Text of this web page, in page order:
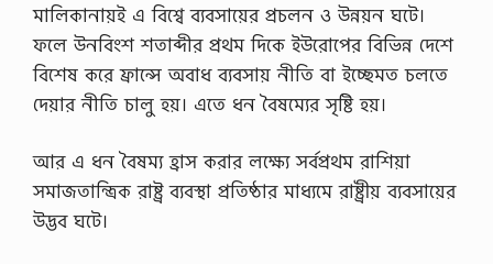
র
নী
ক
মালিকানায়ই এ বিশ্বে ব্যবসায়ের প্রচলন ও উন্নয়ন ঘটে।
ফলে উনবিংশ শতাব্দীর প্রথম দিকে ইউরোপের বিভিন্ন দেশে
বিশেষ করে ফ্রান্সে অবাধ ব্যবসায় নীতি বা ইচ্ছেমত চলতে
দেয়ার নীতি চালু হয়। এতে ধন বৈষম্যের সৃষ্টি হয়।
আর এ ধন বৈষম্য হ্রাস করার লক্ষ্যে সর্বপ্রথম রাশিয়া
সমাজতান্ত্রিক রাষ্ট্র ব্যবস্থা প্রতিষ্ঠার মাধ্যমে রাষ্ট্রীয় ব্যবসায়ের
উদ্ভব ঘটে।